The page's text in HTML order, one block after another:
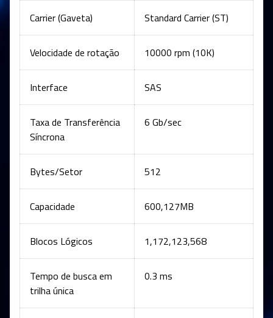
Carrier (Gaveta) Standard Carrier (ST)
Velocidade de rotação 10000 rpm (10K)
Interface SAS
Taxa de Transferência
Síncrona
6 Gb/sec
Bytes/Setor 512
Capacidade 600,127MB
Blocos Lógicos 1,172,123,568
Tempo de busca em
trilha única
0.3 ms